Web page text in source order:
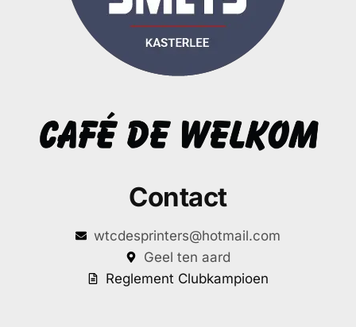
Contact
wtcdesprinters@hotmail.com
Geel ten aard
Reglement Clubkampioen